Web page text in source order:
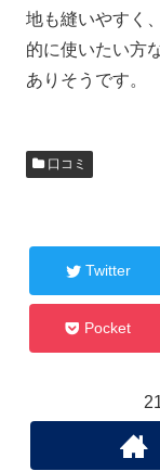
地も縫いやすく
的に使いたい方
ありそうです。
口コミ
Twitter
Pocket